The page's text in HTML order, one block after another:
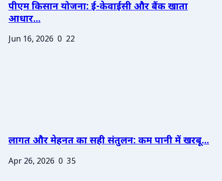
पीएम किसान योजना: ई-केवाईसी और बैंक खाता
आधार...
Jun 16, 2026 0 22
लागत और मेहनत का सही संतुलन: कम पानी में खरबू...
Apr 26, 2026 0 35